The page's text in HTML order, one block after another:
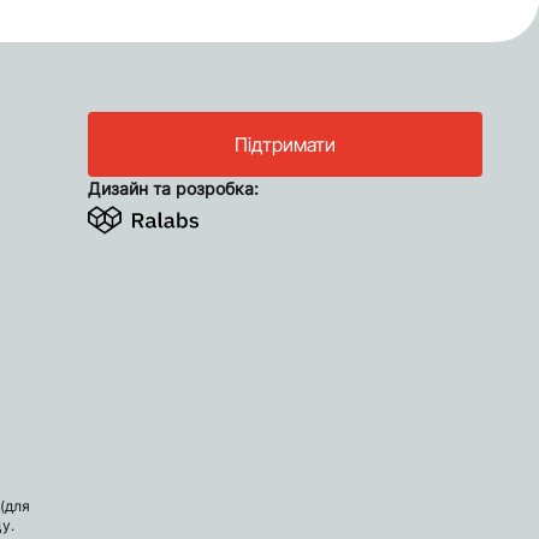
Підтримати
Дизайн та розробка: